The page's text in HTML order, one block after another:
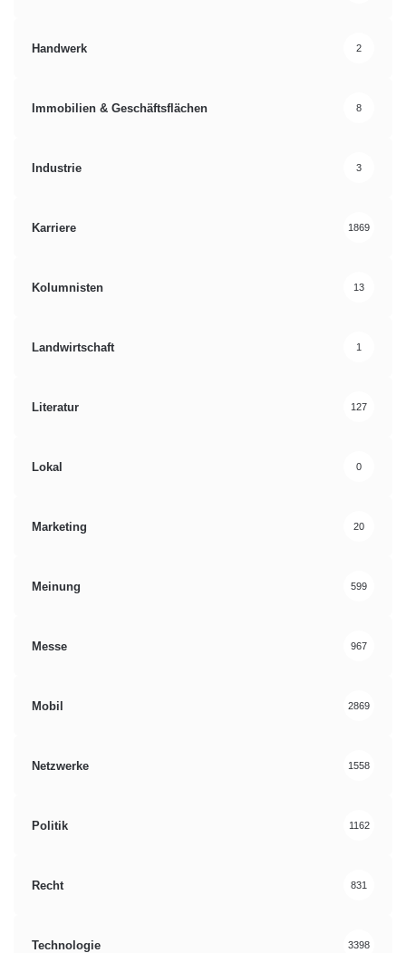
Handwerk 2
Immobilien & Geschäftsflächen 8
Industrie 3
Karriere 1869
Kolumnisten 13
Landwirtschaft 1
Literatur 127
Lokal 0
Marketing 20
Meinung 599
Messe 967
Mobil 2869
Netzwerke 1558
Politik 1162
Recht 831
Technologie 3398